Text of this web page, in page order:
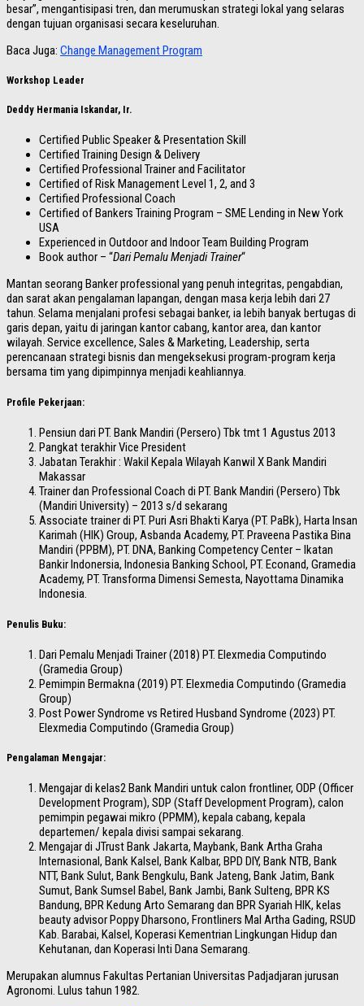
besar”, mengantisipasi tren, dan merumuskan strategi lokal yang selaras
dengan tujuan organisasi secara keseluruhan.
Baca Juga: Change Management Program
Workshop Leader
Deddy Hermania Iskandar, Ir.
Certified Public Speaker & Presentation Skill
Certified Training Design & Delivery
Certified Professional Trainer and Facilitator
Certified of Risk Management Level 1, 2, and 3
Certified Professional Coach
Certified of Bankers Training Program – SME Lending in New York
USA
Experienced in Outdoor and Indoor Team Building Program
Book author – “Dari Pemalu Menjadi Trainer“
Mantan seorang Banker professional yang penuh integritas, pengabdian,
dan sarat akan pengalaman lapangan, dengan masa kerja lebih dari 27
tahun. Selama menjalani profesi sebagai banker, ia lebih banyak bertugas di
garis depan, yaitu di jaringan kantor cabang, kantor area, dan kantor
wilayah. Service excellence, Sales & Marketing, Leadership, serta
perencanaan strategi bisnis dan mengeksekusi program-program kerja
bersama tim yang dipimpinnya menjadi keahliannya.
Profile Pekerjaan:
Pensiun dari PT. Bank Mandiri (Persero) Tbk tmt 1 Agustus 2013
Pangkat terakhir Vice President
Jabatan Terakhir : Wakil Kepala Wilayah Kanwil X Bank Mandiri
Makassar
Trainer dan Professional Coach di PT. Bank Mandiri (Persero) Tbk
(Mandiri University) – 2013 s/d sekarang
Associate trainer di PT. Puri Asri Bhakti Karya (PT. PaBk), Harta Insan
Karimah (HIK) Group, Asbanda Academy, PT. Praveena Pastika Bina
Mandiri (PPBM), PT. DNA, Banking Competency Center – Ikatan
Bankir Indonersia, Indonesia Banking School, PT. Econand, Gramedia
Academy, PT. Transforma Dimensi Semesta, Nayottama Dinamika
Indonesia.
Penulis Buku:
Dari Pemalu Menjadi Trainer (2018) PT. Elexmedia Computindo
(Gramedia Group)
Pemimpin Bermakna (2019) PT. Elexmedia Computindo (Gramedia
Group)
Post Power Syndrome vs Retired Husband Syndrome (2023) PT.
Elexmedia Computindo (Gramedia Group)
Pengalaman Mengajar:
Mengajar di kelas2 Bank Mandiri untuk calon frontliner, ODP (Officer
Development Program), SDP (Staff Development Program), calon
pemimpin pegawai mikro (PPMM), kepala cabang, kepala
departemen/ kepala divisi sampai sekarang.
Mengajar di JTrust Bank Jakarta, Maybank, Bank Artha Graha
Internasional, Bank Kalsel, Bank Kalbar, BPD DIY, Bank NTB, Bank
NTT, Bank Sulut, Bank Bengkulu, Bank Jateng, Bank Jatim, Bank
Sumut, Bank Sumsel Babel, Bank Jambi, Bank Sulteng, BPR KS
Bandung, BPR Kedung Arto Semarang dan BPR Syariah HIK, kelas
beauty advisor Poppy Dharsono, Frontliners Mal Artha Gading, RSUD
Kab. Barabai, Kalsel, Koperasi Kementrian Lingkungan Hidup dan
Kehutanan, dan Koperasi Inti Dana Semarang.
Merupakan alumnus Fakultas Pertanian Universitas Padjadjaran jurusan
Agronomi. Lulus tahun 1982.